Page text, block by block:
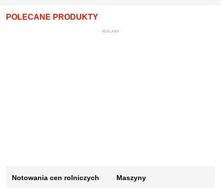
POLECANE PRODUKTY
REKLAMA
Notowania cen rolniczych
Maszyny